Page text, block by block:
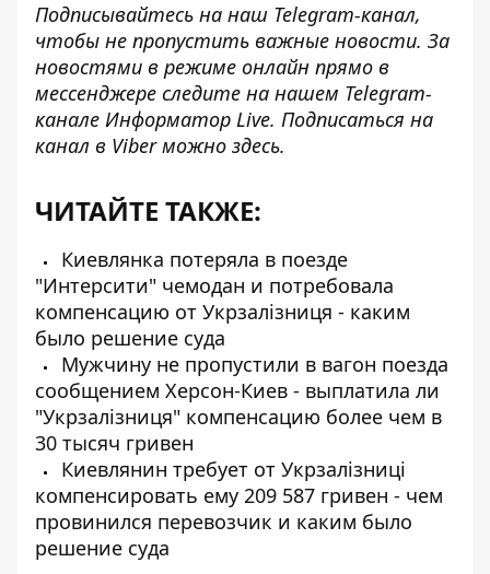
Подписывайтесь на наш Telegram-канал,
чтобы не пропустить важные новости. За
новостями в режиме онлайн прямо в
мессенджере следите на нашем Telegram-
канале Информатор Live. Подписаться на
канал в Viber можно здесь.
ЧИТАЙТЕ ТАКЖЕ:
Киевлянка потеряла в поезде
"Интерсити" чемодан и потребовала
компенсацию от Укрзалізниця - каким
было решение суда
Мужчину не пропустили в вагон поезда
сообщением Херсон-Киев - выплатила ли
"Укрзалізниця" компенсацию более чем в
30 тысяч гривен
Киевлянин требует от Укрзалізниці
компенсировать ему 209 587 гривен - чем
провинился перевозчик и каким было
решение суда